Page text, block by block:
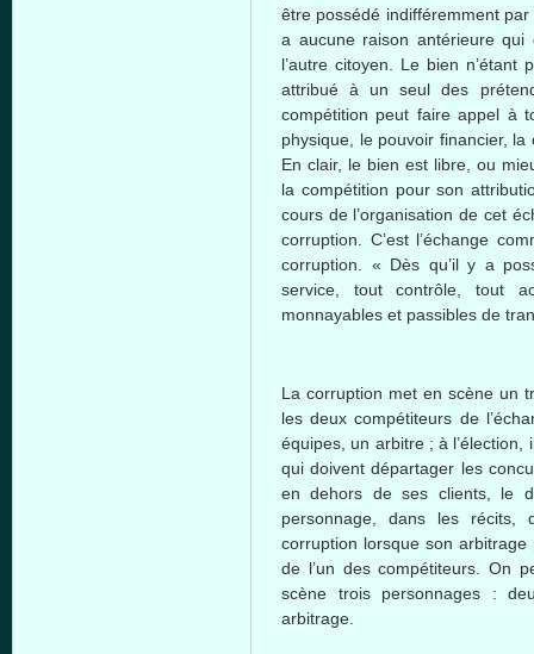
être possédé indifféremmentpar
a aucuneraison antérieurequi
l’autre citoyen . Le bien n’étant
attribué à unseul des
compétition peut faireappel à
physique, le pouvoir financier, la
En clair, le bien est libre, ou
la compétition pour son
cours de l’organisation de cet
corruption. C’est l’échange
corruption. « Dès qu’ily a
service, toutcontrôle , tout
monnayables et passibles de
La corruption met en scène un
lesdeux compétiteurs de
équipes , un arbitre;à l’élection
quidoivent départager les
endehors deses clients, le
personnage ,dans les récits ,
corruption lorsque son
de l’un descompétiteurs . On
scène
trois personnages :
arbitrage.